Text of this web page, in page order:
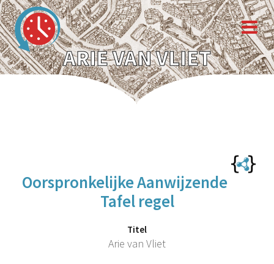
ARIE VAN VLIET
Oorspronkelijke Aanwijzende
Tafel regel
Titel
Arie van Vliet